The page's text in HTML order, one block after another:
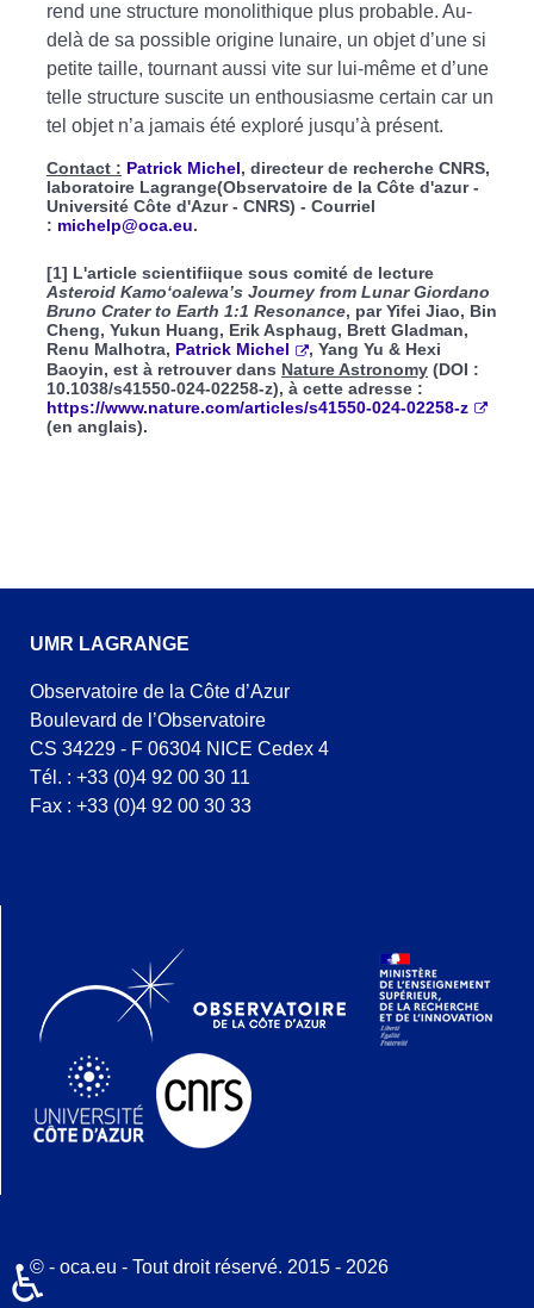
rend une structure monolithique plus probable. Au-
delà de sa possible origine lunaire, un objet d’une si
petite taille, tournant aussi vite sur lui-même et d’une
telle structure suscite un enthousiasme certain car un
tel objet n’a jamais été exploré jusqu’à présent.
Contact : Patrick Michel , directeur de recherche CNRS,
laboratoire Lagrange(Observatoire de la Côte d'azur -
Université Côte d'Azur - CNRS) - Courriel
: michelp@oca.eu.
[1] L'article scientifiique sous comité de lecture
Asteroid Kamo‘oalewa’s Journey from Lunar Giordano
Bruno Crater to Earth 1:1 Resonance, par Yifei Jiao, Bin
Cheng, Yukun Huang, Erik Asphaug, Brett Gladman,
Renu Malhotra, Patrick Michel
, Yang Yu & Hexi
Baoyin, est à retrouver dans Nature Astronomy (DOI :
10.1038/s41550-024-02258-z), à cette adresse :
https://www.nature.com/articles/s41550-024-02258-z
(en anglais).
UMR LAGRANGE
Observatoire de la Côte d’Azur
Boulevard de l’Observatoire
CS 34229 - F 06304 NICE Cedex 4
Tél. : +33 (0)4 92 00 30 11
Fax : +33 (0)4 92 00 30 33
© - oca.eu - Tout droit réservé. 2015 - 2026